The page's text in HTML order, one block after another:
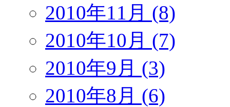
2010年11月 (8)
2010年10月 (7)
2010年9月 (3)
2010年8月 (6)